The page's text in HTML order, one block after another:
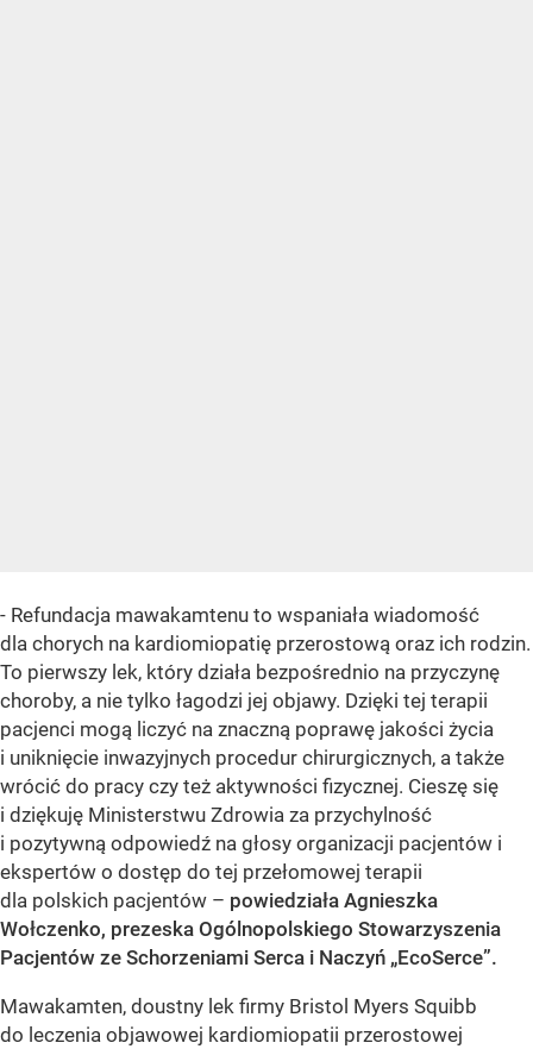
- Refundacja mawakamtenu to wspaniała wiadomość
dla chorych na kardiomiopatię przerostową oraz ich rodzin.
To pierwszy lek, który działa bezpośrednio na przyczynę
choroby, a nie tylko łagodzi jej objawy. Dzięki tej terapii
pacjenci mogą liczyć na znaczną poprawę jakości życia
i uniknięcie inwazyjnych procedur chirurgicznych, a także
wrócić do pracy czy też aktywności fizycznej. Cieszę się
i dziękuję Ministerstwu Zdrowia za przychylność
i pozytywną odpowiedź na głosy organizacji pacjentów i
ekspertów o dostęp do tej przełomowej terapii
dla polskich pacjentów – powiedziała Agnieszka
Wołczenko, prezeska Ogólnopolskiego Stowarzyszenia
Pacjentów ze Schorzeniami Serca i Naczyń „EcoSerce”.
Mawakamten, doustny lek firmy Bristol Myers Squibb
do leczenia objawowej kardiomiopatii przerostowej